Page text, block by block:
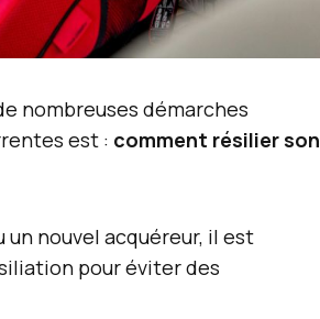
nombreuses démarches
est : comment résilier son
nouvel acquéreur, il est
pour éviter des